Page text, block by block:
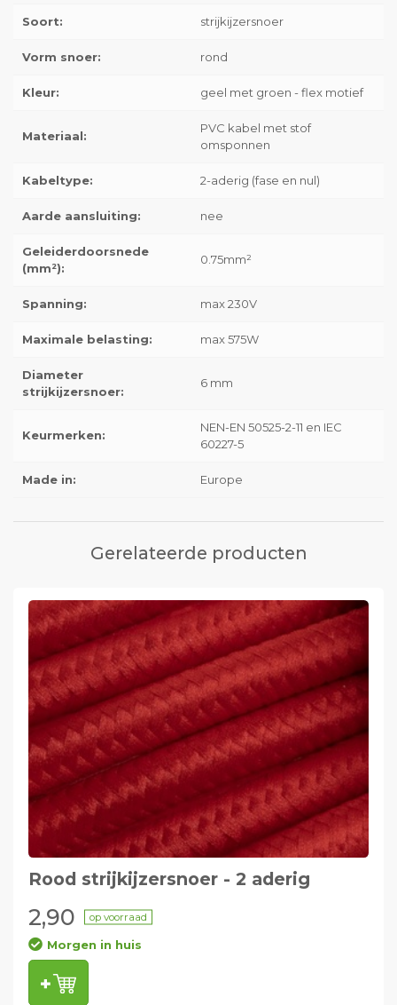
Soort: strijkijzersnoer
Vorm snoer: rond
Kleur: geel met groen - flex motief
Materiaal:
PVC kabel met stof
omsponnen
Kabeltype: 2-aderig (fase en nul)
Aarde aansluiting: nee
Geleiderdoorsnede
(mm²):
0.75mm²
Spanning: max 230V
Maximale belasting: max 575W
Diameter
strijkijzersnoer:
6 mm
Keurmerken:
NEN-EN 50525-2-11 en IEC
60227-5
Made in: Europe
Gerelateerde producten
Rood strijkijzersnoer - 2 aderig
2,90 op voorraad
Morgen in huis